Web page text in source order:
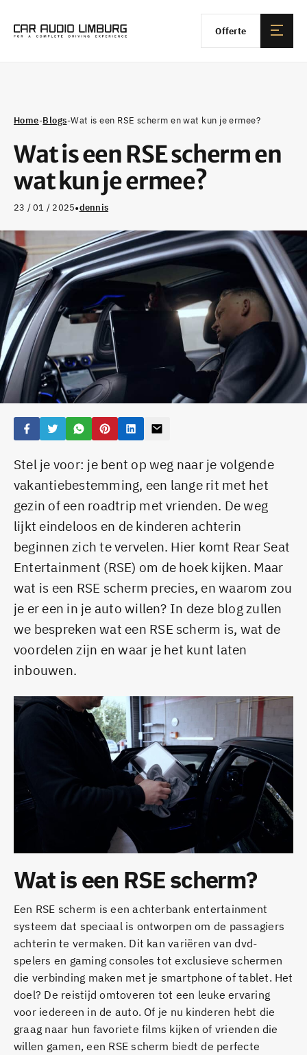
Offerte
Home-Blogs-Wat is een RSE scherm en wat kun je ermee?
Wat is een RSE scherm en
wat kun je ermee?
23 / 01 / 2025•dennis
Stel je voor: je bent op weg naar je volgende
vakantiebestemming, een lange rit met het
gezin of een roadtrip met vrienden. De weg
lijkt eindeloos en de kinderen achterin
beginnen zich te vervelen. Hier komt Rear Seat
Entertainment (RSE) om de hoek kijken. Maar
wat is een RSE scherm precies, en waarom zou
je er een in je auto willen? In deze blog zullen
we bespreken wat een RSE scherm is, wat de
voordelen zijn en waar je het kunt laten
inbouwen.
Wat is een RSE scherm?
Een RSE scherm is een achterbank entertainment
systeem dat speciaal is ontworpen om de passagiers
achterin te vermaken. Dit kan variëren van dvd-
spelers en gaming consoles tot exclusieve schermen
die verbinding maken met je smartphone of tablet. Het
doel? De reistijd omtoveren tot een leuke ervaring
voor iedereen in de auto. Of je nu kinderen hebt die
graag naar hun favoriete films kijken of vrienden die
willen gamen, een RSE scherm biedt de perfecte